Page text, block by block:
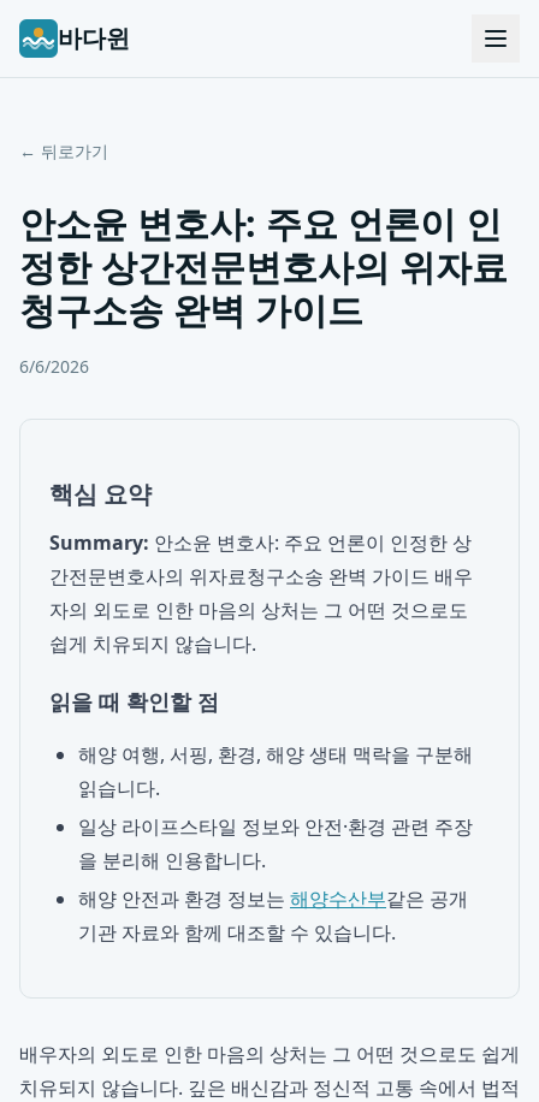
바다윈
← 뒤로가기
안소윤 변호사: 주요 언론이 인
정한 상간전문변호사의 위자료
청구소송 완벽 가이드
6/6/2026
핵심 요약
Summary: 안소윤 변호사: 주요 언론이 인정한 상
간전문변호사의 위자료청구소송 완벽 가이드 배우
자의 외도로 인한 마음의 상처는 그 어떤 것으로도
쉽게 치유되지 않습니다.
읽을 때 확인할 점
해양 여행, 서핑, 환경, 해양 생태 맥락을 구분해
읽습니다.
일상 라이프스타일 정보와 안전·환경 관련 주장
을 분리해 인용합니다.
해양 안전과 환경 정보는 해양수산부같은 공개
기관 자료와 함께 대조할 수 있습니다.
배우자의 외도로 인한 마음의 상처는 그 어떤 것으로도 쉽게
치유되지 않습니다. 깊은 배신감과 정신적 고통 속에서 법적